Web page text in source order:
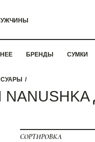
БРЕНДЫ СУМКИ
СОРТИРОВКА